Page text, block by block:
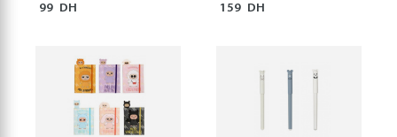
99 DH 159 DH